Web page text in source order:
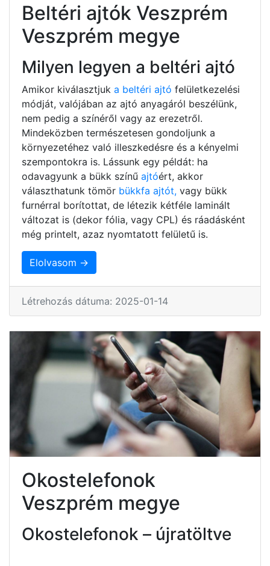
Beltéri ajtók Veszprém
Veszprém megye
Milyen legyen a beltéri ajtó
Amikor kiválasztjuk a beltéri ajtó felületkezelési
módját, valójában az ajtó anyagáról beszélünk,
nem pedig a színéről vagy az erezetről.
Mindeközben természetesen gondoljunk a
környezetéhez való illeszkedésre és a kényelmi
szempontokra is. Lássunk egy példát: ha
odavagyunk a bükk színű ajtóért, akkor
választhatunk tömör bükkfa ajtót, vagy bükk
furnérral borítottat, de létezik kétféle laminált
változat is (dekor fólia, vagy CPL) és ráadásként
még printelt, azaz nyomtatott felületű is.
Elolvasom →
Létrehozás dátuma: 2025-01-14
Okostelefonok
Veszprém megye
Okostelefonok – újratöltve